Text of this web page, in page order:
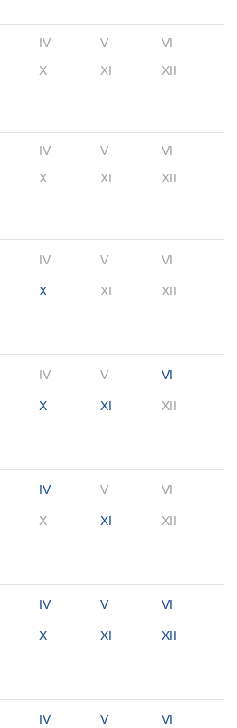
IV V
VI
X XI XII
IV V
VI
X XI XII
IV V VI
X XI XII
IV V VI
X XI XII
IV V VI
X XI XII
IV V VI
X XI XII
IV V VI